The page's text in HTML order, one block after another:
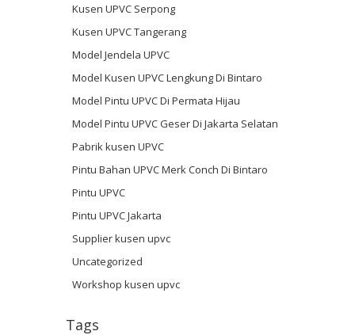
Kusen UPVC Serpong
Kusen UPVC Tangerang
Model Jendela UPVC
Model Kusen UPVC Lengkung Di Bintaro
Model Pintu UPVC Di Permata Hijau
Model Pintu UPVC Geser Di Jakarta Selatan
Pabrik kusen UPVC
Pintu Bahan UPVC Merk Conch Di Bintaro
Pintu UPVC
Pintu UPVC Jakarta
Supplier kusen upvc
Uncategorized
Workshop kusen upvc
Tags